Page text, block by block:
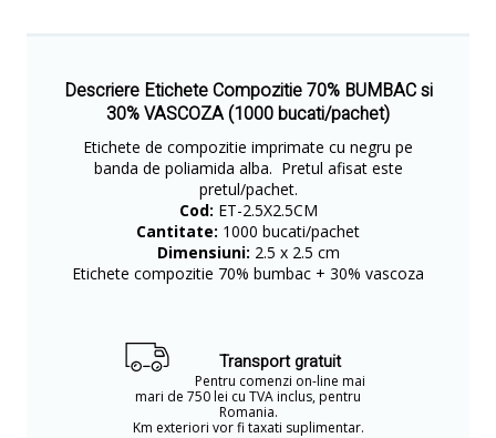
Descriere Etichete Compozitie 70% BUMBAC si
30% VASCOZA (1000 bucati/pachet)
Etichete de compozitie imprimate cu negru pe
banda de poliamida alba. Pretul afisat este
pretul/pachet.
Cod: ET-2.5X2.5CM
Cantitate: 1000 bucati/pachet
Dimensiuni: 2.5 x 2.5 cm
Etichete compozitie 70% bumbac + 30% vascoza
Transport gratuit
Pentru comenzi on-line mai
mari de 750 lei cu TVA inclus, pentru
Romania.
Km exteriori vor fi taxati suplimentar.